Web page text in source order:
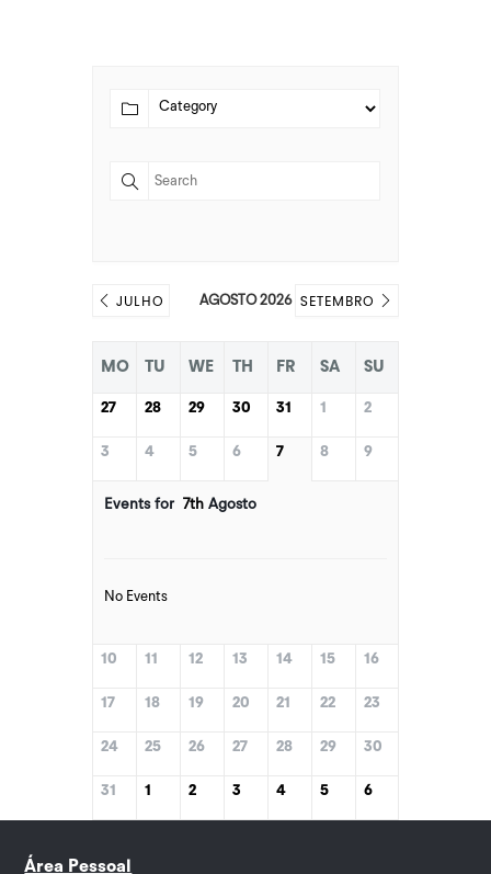
JULHO AGOSTO 2026 SETEMBRO
MO TU WE TH FR SA SU
27 28 29 30 31 1 2
3 4 5 6 7 8 9
Events for 7th Agosto
No Events
10 11 12 13 14 15 16
17 18 19 20 21 22 23
24 25 26 27 28 29 30
31 1 2 3 4 5 6
Área Pessoal